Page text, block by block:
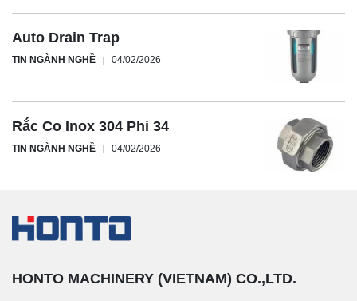
Auto Drain Trap
TIN NGÀNH NGHỀ 04/02/2026
Rắc Co Inox 304 Phi 34
TIN NGÀNH NGHỀ 04/02/2026
HONTO MACHINERY (VIETNAM) CO.,LTD.